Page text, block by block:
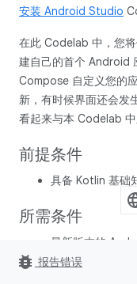
安装 Android Studio
在此 Codelab 中，您
建自己的首个 Android
Compose 自定义您的
新，有时候界面还会
看起来与本 Codelab 中
前提条件
具备 Kotlin 基础
所需条件
最新版本的
bug_report 报告错误